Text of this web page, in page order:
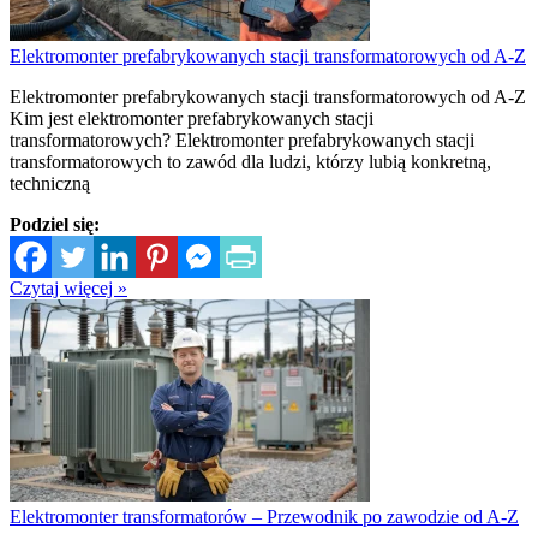
Elektromonter prefabrykowanych stacji transformatorowych od A-Z
Elektromonter prefabrykowanych stacji transformatorowych od A-Z
Kim jest elektromonter prefabrykowanych stacji
transformatorowych? Elektromonter prefabrykowanych stacji
transformatorowych to zawód dla ludzi, którzy lubią konkretną,
techniczną
Podziel się:
Czytaj więcej »
Elektromonter transformatorów – Przewodnik po zawodzie od A-Z